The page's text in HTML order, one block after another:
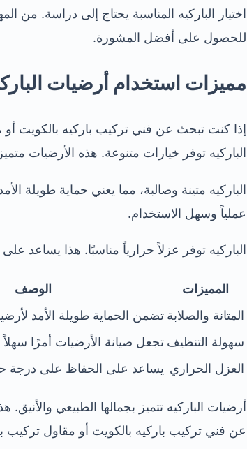
اختيار الباركيه المناسبة يحتاج إلى دراسة. من
للحصول على أفضل المشورة.
مميزات استخدام أرضيات
إذا كنت تبحث عن فني تركيب باركيه بالكويت أو
الباركيه توفر خيارات متنوعة. هذه الأرضيات
الباركيه متينة وصالبة، مما يعني حماية طويلة
عملياً وسهل الاستخدام.
الباركيه توفر عزلاً حرارياً مناسبًا. هذا يساعد
المميزات
الوصف
المتانة والصلابة تضمن الحماية طويلة الأمد
سهولة التنظيف تجعل صيانة الأرضيات أمرًا سهلاً
العزل الحراري يساعد على الحفاظ على درجة
أرضيات الباركيه تتميز بجمالها الطبيعي
عن فني تركيب باركيه بالكويت أو مقاول تركيب